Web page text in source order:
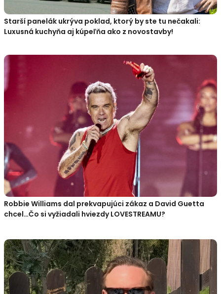
Starší panelák ukrýva poklad, ktorý by ste tu nečakali:
Luxusná kuchyňa aj kúpeľňa ako z novostavby!
Robbie Williams dal prekvapujúci zákaz a David Guetta
chcel…Čo si vyžiadali hviezdy LOVESTREAMU?